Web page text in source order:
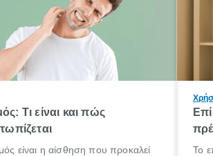
Τι είναι και πώς
είναι η αίσθηση που προκαλεί
Το